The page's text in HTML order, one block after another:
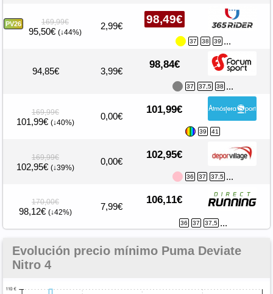
PV26 169,99€
95,50€ (↓44%)
2,99€
98,49€
37 38 39 ...
94,85€ 3,99€
98,84€
37 37,5 38 ...
169,99€
101,99€ (↓40%)
0,00€
101,99€
39 41
169,99€
102,95€ (↓39%)
0,00€
102,95€
36 37 37,5 ...
170,00€
98,12€ (↓42%)
7,99€
106,11€
36 37 37,5 ...
Evolución precio mínimo Puma Deviate
Nitro 4